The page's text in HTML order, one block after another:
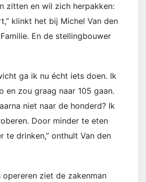
zitten en wil zich herpakken:
klinkt het bij Michel Van den
En de stellingbouwer
ga ik nu écht iets doen. Ik
en zou graag naar 105 gaan.
niet naar de honderd? Ik
Door minder te eten
te drinken,” onthult Van den
ziet de zakenman